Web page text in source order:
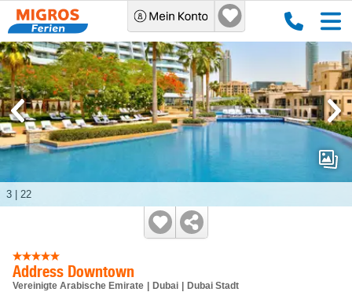
Address Downtown
Vereinigte Arabische Emirate Dubai Dubai Stadt
3 22